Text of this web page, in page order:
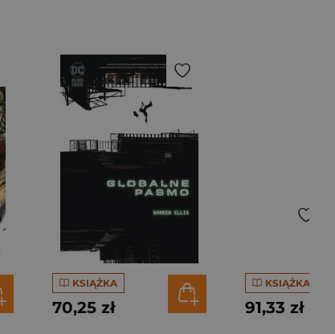
KSIĄŻKA
70,25 zł
KSIĄŻKA
91,33 zł